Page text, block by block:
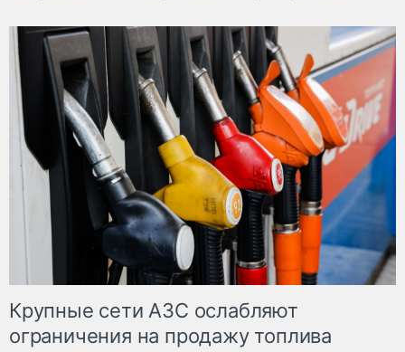
Крупные сети АЗС ослабляют
ограничения на продажу топлива